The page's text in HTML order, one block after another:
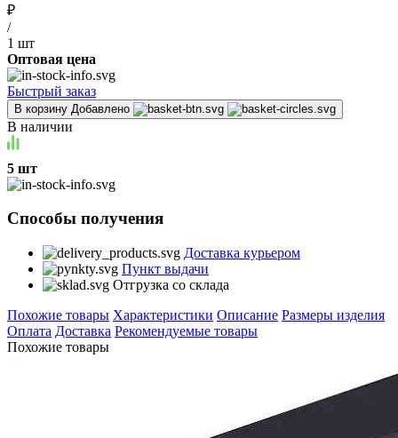
₽
/
1 шт
Оптовая цена
Быстрый заказ
В корзину Добавлено
В наличии
5 шт
Способы получения
Доставка курьером
Пункт выдачи
Отгрузка со склада
Похожие товары Характеристики Описание Размеры изделия
Оплата Доставка Рекомендуемые товары
Похожие товары